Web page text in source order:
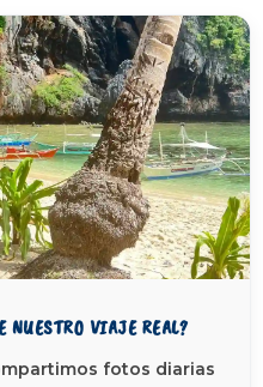
NUESTRO VIAJE REAL?
fotos diarias